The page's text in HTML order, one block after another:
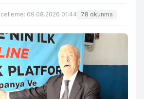
09.08.2026 01:44 78 okunma